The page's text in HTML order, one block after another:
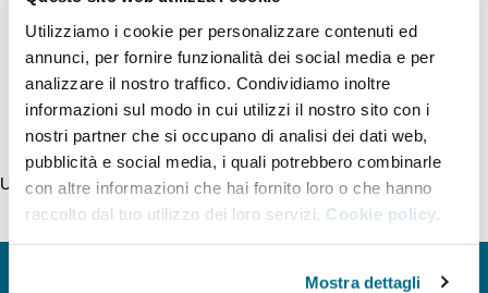
Utilizziamo i cookie per personalizzare contenuti ed
annunci, per fornire funzionalità dei social media e per
analizzare il nostro traffico. Condividiamo inoltre
informazioni sul modo in cui utilizzi il nostro sito con i
nostri partner che si occupano di analisi dei dati web,
pubblicità e social media, i quali potrebbero combinarle
con altre informazioni che hai fornito loro o che hanno
raccolto dal tuo utilizzo dei loro servizi. Cookie policy.
Mostra dettagli
Organigramma
Ultimo aggiornamento della pagina 15/09/2025